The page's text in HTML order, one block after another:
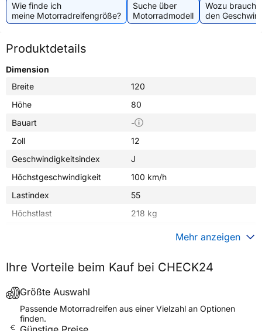
Wie finde ich
meine Motorradreifengröße?
Suche über
Motorradmodell
Wozu
den
Produktdetails
Dimension
Breite
120
Höhe
80
Bauart
-
Zoll
12
Geschwindigkeitsindex
J
Höchstgeschwindigkeit
100 km/h
Lastindex
55
Höchstlast
218 kg
Fahrzeugtyp
Motorrad
Verwendung
Modellname
MC-19
Reifenposition
Mehr anzeigen
Ihre Vorteile beim Kauf bei CHECK24
Größte Auswahl
Passende Motorradreifen aus einer Vielzahl an Optionen
finden.